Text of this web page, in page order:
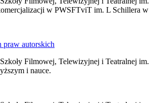
w PWSFTviT im. L Schillera
praw autorskich
Filmowej, Telewizyjnej i Teatralnej
i nauce.